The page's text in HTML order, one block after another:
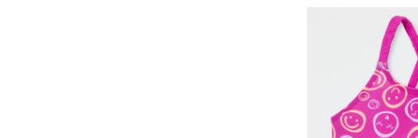
104